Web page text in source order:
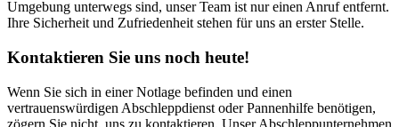
Umgebung unterwegs sind, unser Team ist nur einen Anruf entfernt.
Ihre Sicherheit und Zufriedenheit stehen für uns an erster Stelle.
Kontaktieren Sie uns noch heute!
Wenn Sie sich in einer Notlage befinden und einen
vertrauenswürdigen Abschleppdienst oder Pannenhilfe benötigen,
zögern Sie nicht, uns zu kontaktieren. Unser Abschleppunternehmen